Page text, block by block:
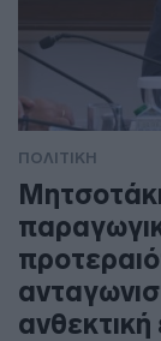
ΠΟΛΙΤΙΚΗ
ανθεκτική